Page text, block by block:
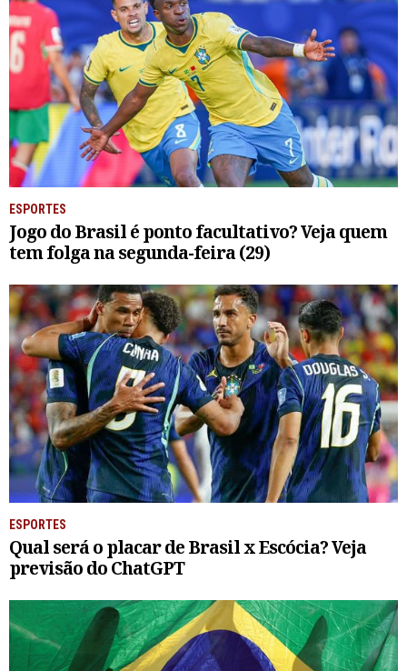
ESPORTES
Jogo do Brasil é ponto facultativo? Veja quem
tem folga na segunda-feira (29)
ESPORTES
Qual será o placar de Brasil x Escócia? Veja
previsão do ChatGPT